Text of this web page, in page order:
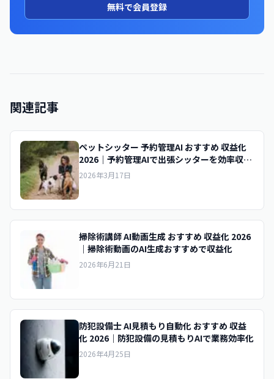
無料で会員登録
関連記事
ペットシッター 予約管理AI おすすめ 収益化
2026｜予約管理AIで出張シッターを効率収益
化
2026年3月17日
掃除術講師 AI動画生成 おすすめ 収益化 2026
｜掃除術動画のAI生成おすすめで収益化
2026年6月21日
防犯設備士 AI見積もり自動化 おすすめ 収益
化 2026｜防犯設備の見積もりAIで業務効率化
2026年4月25日